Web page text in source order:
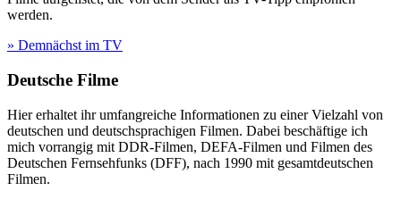
werden.
» Demnächst im TV
Deutsche Filme
Hier erhaltet ihr umfangreiche Informationen zu einer Vielzahl von
deutschen und deutschsprachigen Filmen. Dabei beschäftige ich
mich vorrangig mit DDR-Filmen, DEFA-Filmen und Filmen des
Deutschen Fernsehfunks (DFF), nach 1990 mit gesamtdeutschen
Filmen.